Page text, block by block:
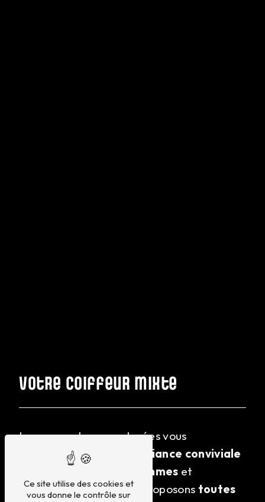
Votre coiffeur mixte
Laurence et ses employées vous
accueillent dans une
ambiance conviviale
femmes et
lesenfants. Nous vous proposons toutes
Ce site utilise des cookies et
vous donne le contrôle sur